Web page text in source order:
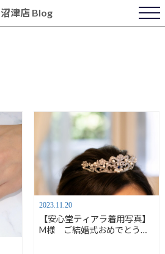
沼津店 Blog
2023.11.20
【安心堂ティアラ着用写真】
M様 ご結婚式おめでとうご